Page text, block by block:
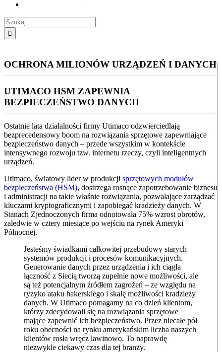
Szukaj
OCHRONA MILIONÓW URZĄDZEŃ I DANYCH
UTIMACO HSM ZAPEWNIA
BEZPIECZEŃSTWO DANYCH
Ostatnie lata działalności firmy Utimaco odzwierciedlają
bezprecedensowy boom na rozwiązania sprzętowe zapewniające
bezpieczeństwo danych – przede wszystkim w kontekście
intensywnego rozwoju tzw. internetu rzeczy, czyli inteligentnych
urządzeń.
Utimaco, światowy lider w produkcji sprzętowych modułów
bezpieczeństwa (HSM), dostrzega rosnące zapotrzebowanie biznesu
i administracji na takie właśnie rozwiązania, pozwalające zarządzać
kluczami kryptograficznymi i zapobiegać kradzieży danych. W
Stanach Zjednoczonych firma odnotowała 75% wzrost obrotów,
zaledwie w cztery miesiące po wejściu na rynek Ameryki
Północnej.
Jesteśmy świadkami całkowitej przebudowy starych
systemów produkcji i procesów komunikacyjnych.
Generowanie danych przez urządzenia i ich ciągła
łączność z Siecią tworzą zupełnie nowe możliwości, ale
są też potencjalnym źródłem zagrożeń – ze względu na
ryzyko ataku hakerskiego i skalę możliwości kradzieży
danych. W Utimaco pomagamy na co dzień klientom,
którzy zdecydowali się na rozwiązania sprzętowe
mające zapewnić ich bezpieczeństwo. Przez niecałe pół
roku obecności na rynku amerykańskim liczba naszych
klientów rosła wręcz lawinowo. To naprawdę
niezwykle ciekawy czas dla tej branży.